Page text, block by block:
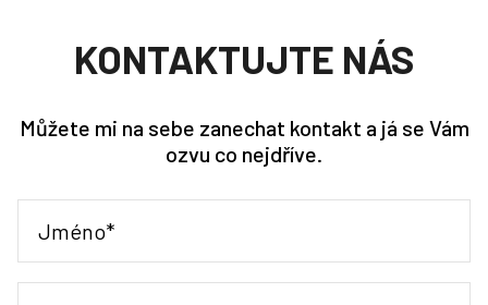
KONTAKTUJTE NÁS
Můžete mi na sebe zanechat kontakt a já se Vám
ozvu co nejdříve.